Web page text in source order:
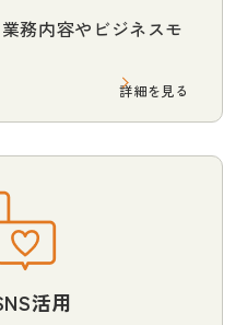
務内容やビジネスモ
詳細を見る
活用